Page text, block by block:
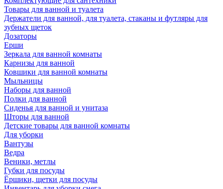
Товары для ванной и туалета
Держатели для ванной, для туалета, стаканы и футляры для
зубных щеток
Дозаторы
Ерши
Зеркала для ванной комнаты
Карнизы для ванной
Ковшики для ванной комнаты
Мыльницы
Наборы для ванной
Полки для ванной
Сиденья для ванной и унитаза
Шторы для ванной
Детские товары для ванной комнаты
Для уборки
Вантузы
Ведра
Веники, метлы
Губки для посуды
Ёршики, щетки для посуды